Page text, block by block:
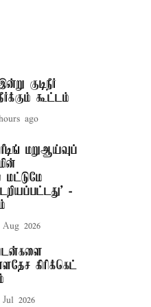
குடிநீர்
கூட்டம்
ago
ரீடிங் மறுஆய்வுப்
-
Aug 2026
கிரிக்கெட்
Jul 2026